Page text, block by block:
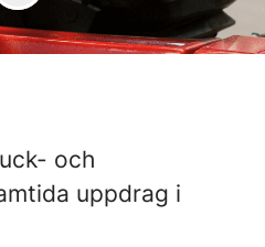
och
uppdrag i